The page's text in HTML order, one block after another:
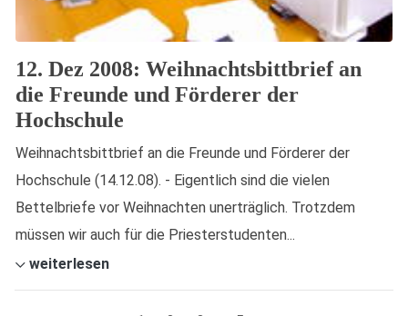
12. Dez 2008: Weihnachtsbittbrief an
die Freunde und Förderer der
Hochschule
Weihnachtsbittbrief an die Freunde und Förderer der
Hochschule (14.12.08). - Eigentlich sind die vielen
Bettelbriefe vor Weihnachten unerträglich. Trotzdem
müssen wir auch für die Priesterstudenten...
weiterlesen